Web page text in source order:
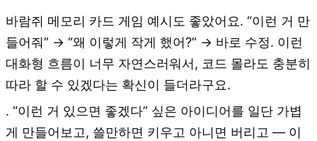
바람쥐 메모리 카드 게임 예시도 좋았어요. “이런 거 만
들어줘” → “왜 이렇게 작게 했어?” → 바로 수정. 이런
대화형 흐름이 너무 자연스러워서, 코드 몰라도 충분히
따라 할 수 있겠다는 확신이 들더라구요.
​. “이런 거 있으면 좋겠다” 싶은 아이디어를 일단 가볍
게 만들어보고, 쓸만하면 키우고 아니면 버리고 — 이